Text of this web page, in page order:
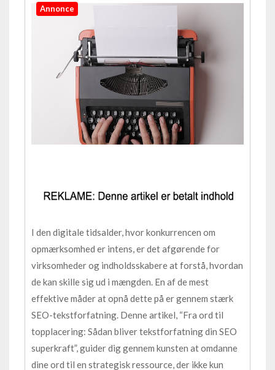
Annonce
I den digitale tidsalder, hvor konkurrencen om
opmærksomhed er intens, er det afgørende for
virksomheder og indholdsskabere at forstå, hvordan
de kan skille sig ud i mængden. En af de mest
effektive måder at opnå dette på er gennem stærk
SEO-tekstforfatning. Denne artikel, “Fra ord til
topplacering: Sådan bliver tekstforfatning din SEO
superkraft”, guider dig gennem kunsten at omdanne
dine ord til en strategisk ressource, der ikke kun